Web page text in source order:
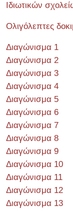
Ιδιωτικών
Ολιγόλεπτες
Διαγώνισμα 1
Διαγώνισμα 2
Διαγώνισμα 3
Διαγώνισμα 4
Διαγώνισμα 5
Διαγώνισμα 6
Διαγώνισμα 7
Διαγώνισμα 8
Διαγώνισμα 9
Διαγώνισμα 10
Διαγώνισμα 11
Διαγώνισμα 12
Διαγώνισμα 13